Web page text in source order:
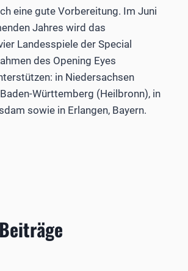
eine gute Vorbereitung. Im Juni
Jahres wird das
Landesspiele der Special
des Opening Eyes
in Niedersachsen
Württemberg (Heilbronn), in
sowie in Erlangen, Bayern.